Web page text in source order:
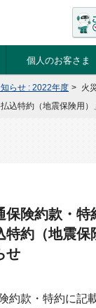
個人のお客さま
らせ : 2022年度 > 火
込特約（地震保険用
保険約款・特
特約（地震保
せ
約款・特約に記